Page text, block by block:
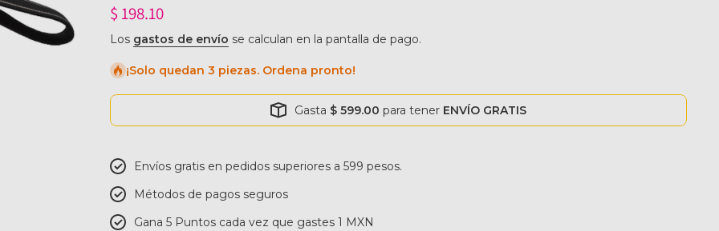
$ 198.10
Los gastos de envío se calculan en la pantalla de pago.
¡Solo quedan 3 piezas. Ordena pronto!
Gasta $ 599.00 para tener ENVÍO GRATIS
Envíos gratis en pedidos superiores a 599 pesos.
Métodos de pagos seguros
Gana 5 Puntos cada vez que gastes 1 MXN